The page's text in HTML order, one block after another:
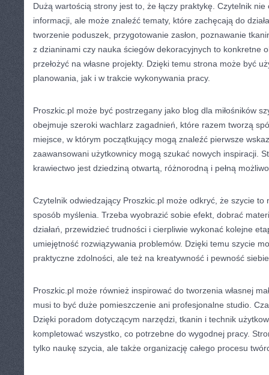
Dużą wartością strony jest to, że łączy praktykę. Czytelnik
informacji, ale może znaleźć tematy, które zachęcają do
tworzenie poduszek, przygotowanie zasłon, poznawanie
z dzianinami czy nauka ściegów dekoracyjnych to konkretne
przełożyć na własne projekty. Dzięki temu strona może być
planowania, jak i w trakcie wykonywania pracy.
Proszkic.pl może być postrzegany jako blog dla miłośników
obejmuje szeroki wachlarz zagadnień, które razem tworzą
miejsce, w którym początkujący mogą znaleźć pierwsze
zaawansowani użytkownicy mogą szukać nowych inspiracji.
krawiectwo jest dziedziną otwartą, różnorodną i pełną
Czytelnik odwiedzający Proszkic.pl może odkryć, że szycie to
sposób myślenia. Trzeba wyobrazić sobie efekt, dobrać
działań, przewidzieć trudności i cierpliwie wykonać kolejne
umiejętność rozwiązywania problemów. Dzięki temu szycie
praktyczne zdolności, ale też na kreatywność i pewność
Proszkic.pl może również inspirować do tworzenia własnej
musi to być duże pomieszczenie ani profesjonalne studio.
Dzięki poradom dotyczącym narzędzi, tkanin i technik
kompletować wszystko, co potrzebne do wygodnej pracy.
tylko naukę szycia, ale także organizację całego procesu